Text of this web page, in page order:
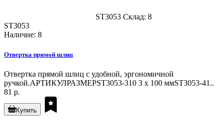
ST3053 Склад: 8
ST3053
Наличие: 8
Отвертка прямой шлиц
Отвертка прямой шлиц с удобной, эргономичной
ручкой.АРТИКУЛРАЗМЕРST3053-310 3 x 100 ммST3053-41..
81 р.
Купить